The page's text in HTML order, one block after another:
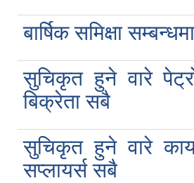
बार्षिक समिक्षा
सुचिकृत हुने वारे
बिक्रेता सबै
सुचिकृत हुने वारे
सप्लायर्स सबै